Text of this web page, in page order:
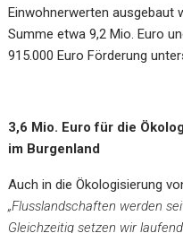
Einwohnerwerten ausgebaut
Summe etwa 9,2 Mio. Euro
915.000 Euro Förderung
3,6 Mio. Euro für die
im Burgenland
Auch in die Ökologisierung
„Flusslandschaften werden
Gleichzeitig setzen wir